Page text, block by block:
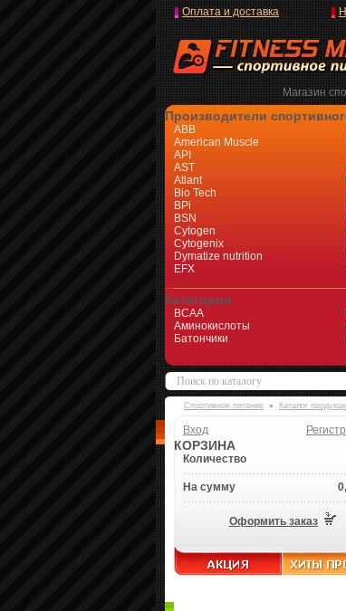
Магазин
Оплата и доставка
Производители
ABB
American Muscle
API
AST
Atlant
Bio Tech
BPi
BSN
Cytogen
Cytogenix
Dymatize nutrition
EFX
Категории
BCAA
Аминокислоты
Батончики
Спортивное питание Каталог
Вход
КОРЗИНА
Количество
На сумму
Оформить заказ